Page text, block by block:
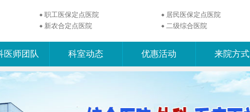
职工医保定点医院
居民医保定点医院
新农合定点医院
二级综合医院
医师团队 科室动态 优惠活动 来院方式